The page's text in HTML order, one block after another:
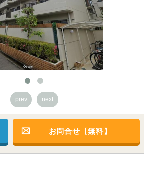
prev next
お問合せ【無料】